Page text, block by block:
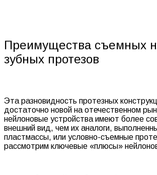
Преимущества съемных
зубных протезов
Эта разновидность протезных
достаточно новой на отечественном
нейлоновые устройства имеют более
внешний вид, чем их аналоги,
пластмассы, или условно-съемные
рассмотрим ключевые «плюсы»